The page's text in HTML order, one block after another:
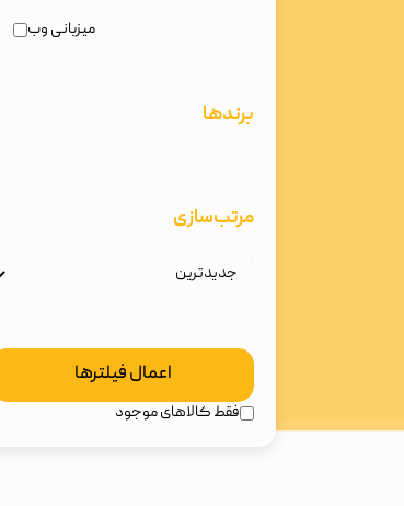
میزبانی وب
برندها
مرتب‌سازی
اعمال فیلترها
فقط کالاهای موجود